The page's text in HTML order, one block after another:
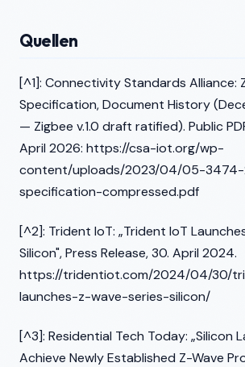
Quellen
[^1]: Connectivity Standards Alliance:
Specification, Document History
— Zigbee v.1.0 draft ratified). Public
April 2026: https://csa-iot.org/wp-
content/uploads/2023/04/05-
specification-compressed.pdf
[^2]: Trident IoT: „Trident IoT
Silicon", Press Release, 30. April 2024.
https://tridentiot.com/2024/04/30/
launches-z-wave-series-silicon/
[^3]: Residential Tech Today: „Silicon
Achieve Newly Established Z-Wave